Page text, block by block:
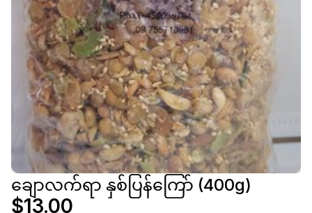
ချောလက်ရာ နှစ်ပြန်ကြော် (400g)
$13.00